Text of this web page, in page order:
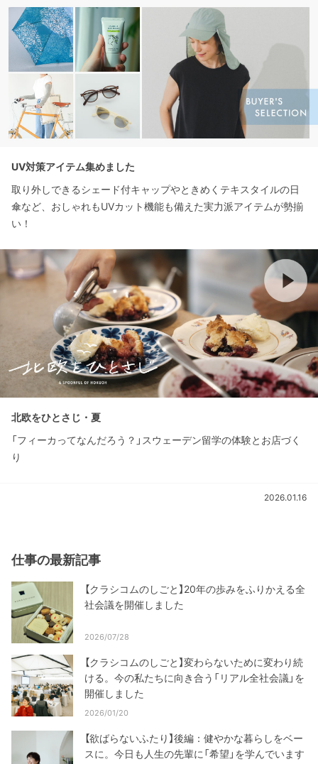
UV対策アイテム集めました
取り外しできるシェード付キャップやときめくテキスタイルの日
傘など、おしゃれもUVカット機能も備えた実力派アイテムが勢揃
い！
北欧をひとさじ・夏
「フィーカってなんだろう？」スウェーデン留学の体験とお店づく
り
2026.01.16
仕事の最新記事
【クラシコムのしごと】20年の歩みをふりかえる全
社会議を開催しました
2026/07/28
【クラシコムのしごと】変わらないために変わり続
ける。今の私たちに向き合う「リアル全社会議」を
開催しました
2026/01/20
【欲ばらないふたり】後編：健やかな暮らしをベー
スに。今日も人生の先輩に「希望」を学んでいます